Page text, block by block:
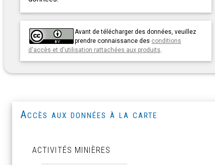
Avant de télécharger des données, veuillez
prendre connaissance des conditions
d'accès et d'utilisation rattachées aux produits.
Accès aux données à la carte
ACTIVITÉS MINIÈRES